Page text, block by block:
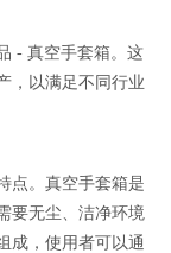
- 真空手套箱。这
，以满足不同行业
点。真空手套箱是
要无尘、洁净环境
成，使用者可以通